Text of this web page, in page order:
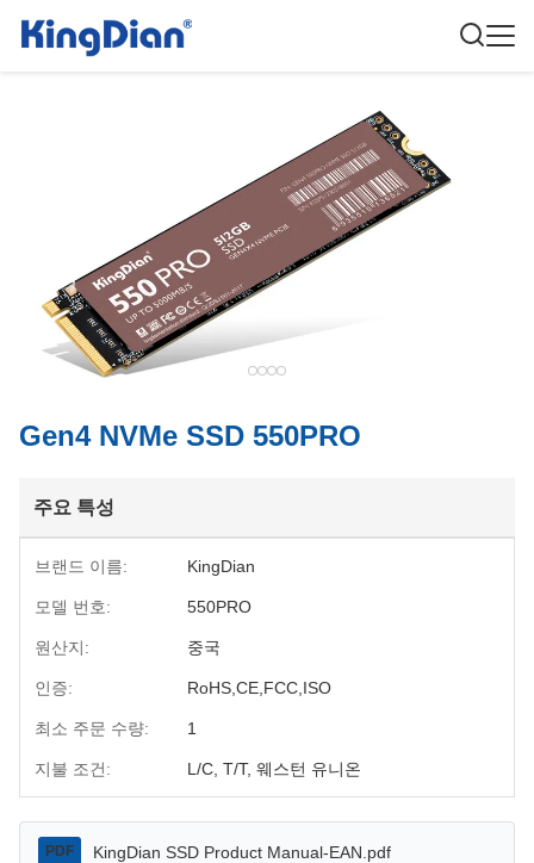
Gen4 NVMe SSD 550PRO
주요 특성
브랜드 이름: KingDian
모델 번호: 550PRO
원산지: 중국
인증: RoHS,CE,FCC,ISO
최소 주문 수량: 1
지불 조건: L/C, T/T, 웨스턴 유니온
PDF KingDian SSD Product Manual-EAN.pdf